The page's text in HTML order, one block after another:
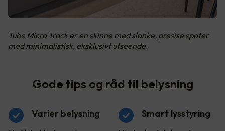
Tube Micro Track er en skinne med slanke, presise spoter
med minimalistisk, eksklusivt utseende.
Gode tips og råd til belysning
Varier belysning Smart lysstyring